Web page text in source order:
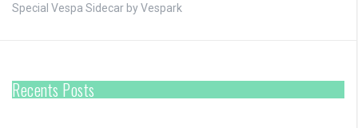
Special Vespa Sidecar by Vespark
Recents Posts